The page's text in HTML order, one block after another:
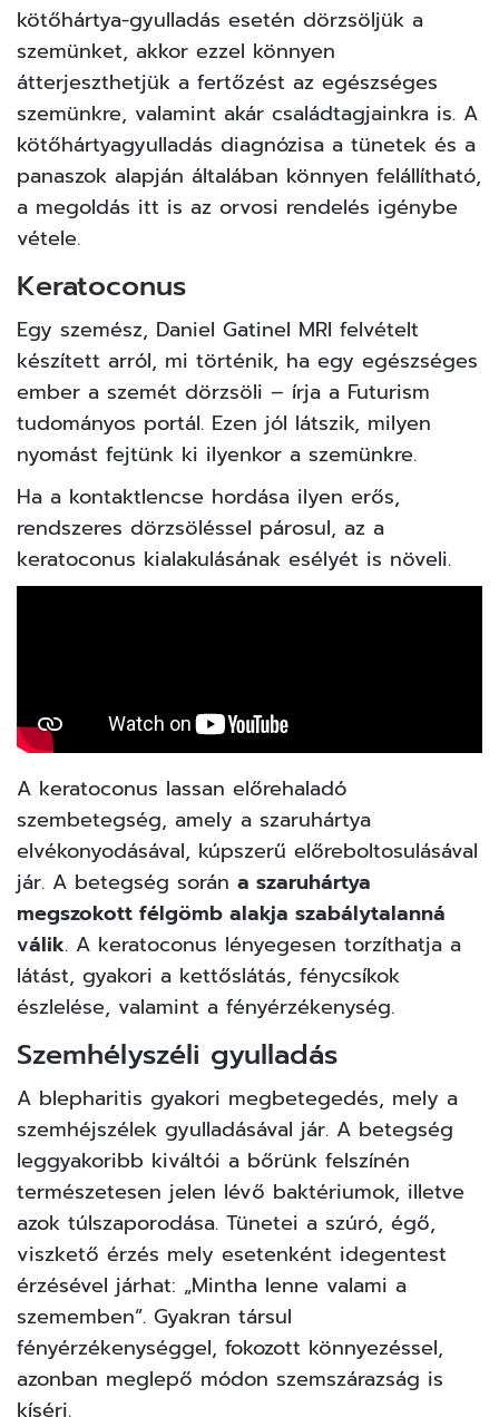
kötőhártya-gyulladás esetén dörzsöljük a
szemünket, akkor ezzel könnyen
átterjeszthetjük a fertőzést az egészséges
szemünkre, valamint akár családtagjainkra is. A
kötőhártyagyulladás diagnózisa a tünetek és a
panaszok alapján általában könnyen felállítható,
a megoldás itt is az orvosi rendelés igénybe
vétele.
Keratoconus
Egy szemész, Daniel Gatinel MRI felvételt
készített arról, mi történik, ha egy egészséges
ember a szemét dörzsöli – írja a Futurism
tudományos portál. Ezen jól látszik, milyen
nyomást fejtünk ki ilyenkor a szemünkre.
Ha a kontaktlencse hordása ilyen erős,
rendszeres dörzsöléssel párosul, az a
keratoconus kialakulásának esélyét is növeli.
A keratoconus lassan előrehaladó
szembetegség, amely a szaruhártya
elvékonyodásával, kúpszerű előreboltosulásával
jár. A betegség során a szaruhártya
megszokott félgömb alakja szabálytalanná
válik. A keratoconus lényegesen torzíthatja a
látást, gyakori a kettőslátás, fénycsíkok
észlelése, valamint a fényérzékenység.
Szemhélyszéli gyulladás
A blepharitis gyakori megbetegedés, mely a
szemhéjszélek gyulladásával jár. A betegség
leggyakoribb kiváltói a bőrünk felszínén
természetesen jelen lévő baktériumok, illetve
azok túlszaporodása. Tünetei a szúró, égő,
viszkető érzés mely esetenként idegentest
érzésével járhat: „Mintha lenne valami a
szememben”. Gyakran társul
fényérzékenységgel, fokozott könnyezéssel,
azonban meglepő módon szemszárazság is
kíséri.